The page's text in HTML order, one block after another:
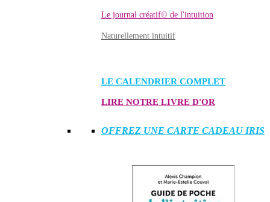
Le journal créatif© de l'intuition
Naturellement intuitif
LE CALENDRIER COMPLET
LIRE NOTRE LIVRE D'OR
OFFREZ UNE CARTE CADEAU IRIS